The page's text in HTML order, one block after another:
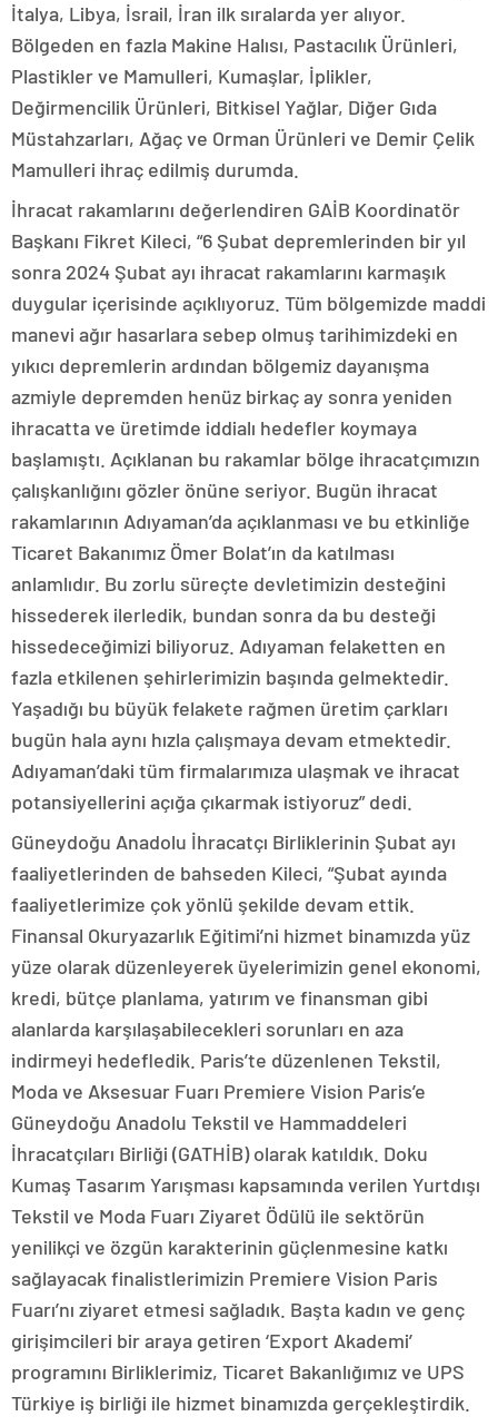
İtalya, Libya, İsrail, İran ilk sıralarda yer alıyor.
Bölgeden en fazla Makine Halısı, Pastacılık Ürünleri,
Plastikler ve Mamulleri, Kumaşlar, İplikler,
Değirmencilik Ürünleri, Bitkisel Yağlar, Diğer Gıda
Müstahzarları, Ağaç ve Orman Ürünleri ve Demir Çelik
Mamulleri ihraç edilmiş durumda.
İhracat rakamlarını değerlendiren GAİB Koordinatör
Başkanı Fikret Kileci, “6 Şubat depremlerinden bir yıl
sonra 2024 Şubat ayı ihracat rakamlarını karmaşık
duygular içerisinde açıklıyoruz. Tüm bölgemizde maddi
manevi ağır hasarlara sebep olmuş tarihimizdeki en
yıkıcı depremlerin ardından bölgemiz dayanışma
azmiyle depremden henüz birkaç ay sonra yeniden
ihracatta ve üretimde iddialı hedefler koymaya
başlamıştı. Açıklanan bu rakamlar bölge ihracatçımızın
çalışkanlığını gözler önüne seriyor. Bugün ihracat
rakamlarının Adıyaman’da açıklanması ve bu etkinliğe
Ticaret Bakanımız Ömer Bolat’ın da katılması
anlamlıdır. Bu zorlu süreçte devletimizin desteğini
hissederek ilerledik, bundan sonra da bu desteği
hissedeceğimizi biliyoruz. Adıyaman felaketten en
fazla etkilenen şehirlerimizin başında gelmektedir.
Yaşadığı bu büyük felakete rağmen üretim çarkları
bugün hala aynı hızla çalışmaya devam etmektedir.
Adıyaman’daki tüm firmalarımıza ulaşmak ve ihracat
potansiyellerini açığa çıkarmak istiyoruz” dedi.
Güneydoğu Anadolu İhracatçı Birliklerinin Şubat ayı
faaliyetlerinden de bahseden Kileci, “Şubat ayında
faaliyetlerimize çok yönlü şekilde devam ettik.
Finansal Okuryazarlık Eğitimi’ni hizmet binamızda yüz
yüze olarak düzenleyerek üyelerimizin genel ekonomi,
kredi, bütçe planlama, yatırım ve finansman gibi
alanlarda karşılaşabilecekleri sorunları en aza
indirmeyi hedefledik. Paris’te düzenlenen Tekstil,
Moda ve Aksesuar Fuarı Premiere Vision Paris’e
Güneydoğu Anadolu Tekstil ve Hammaddeleri
İhracatçıları Birliği (GATHİB) olarak katıldık. Doku
Kumaş Tasarım Yarışması kapsamında verilen Yurtdışı
Tekstil ve Moda Fuarı Ziyaret Ödülü ile sektörün
yenilikçi ve özgün karakterinin güçlenmesine katkı
sağlayacak finalistlerimizin Premiere Vision Paris
Fuarı’nı ziyaret etmesi sağladık. Başta kadın ve genç
girişimcileri bir araya getiren ‘Export Akademi’
programını Birliklerimiz, Ticaret Bakanlığımız ve UPS
Türkiye iş birliği ile hizmet binamızda gerçekleştirdik.